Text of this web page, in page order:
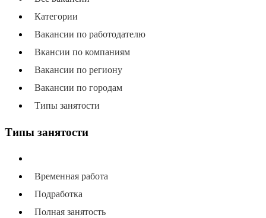
Категории
Вакансии по работодателю
Вкансии по компаниям
Вакансии по региону
Вакансии по городам
Типы занятости
Типы занятости
Временная работа
Подработка
Полная занятость